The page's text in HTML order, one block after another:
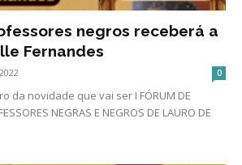
negros receberá a
Fernandes
0
da novidade que vai ser I FÓRUM DE
NEGRAS E NEGROS DE LAURO DE